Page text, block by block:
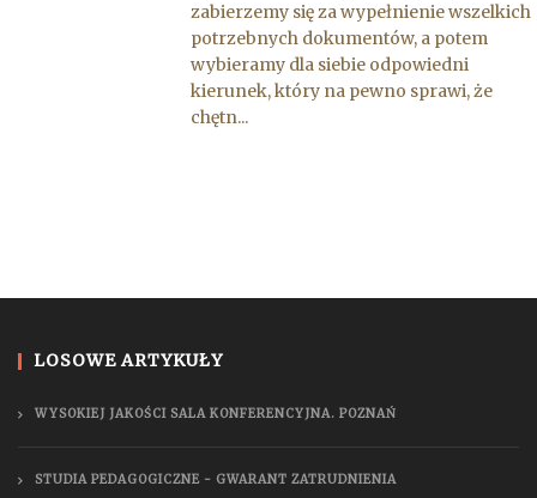
zabierzemy się za wypełnienie wszelkich
potrzebnych dokumentów, a potem
wybieramy dla siebie odpowiedni
kierunek, który na pewno sprawi, że
chętn...
LOSOWE ARTYKUŁY
WYSOKIEJ JAKOŚCI SALA KONFERENCYJNA. POZNAŃ
STUDIA PEDAGOGICZNE - GWARANT ZATRUDNIENIA